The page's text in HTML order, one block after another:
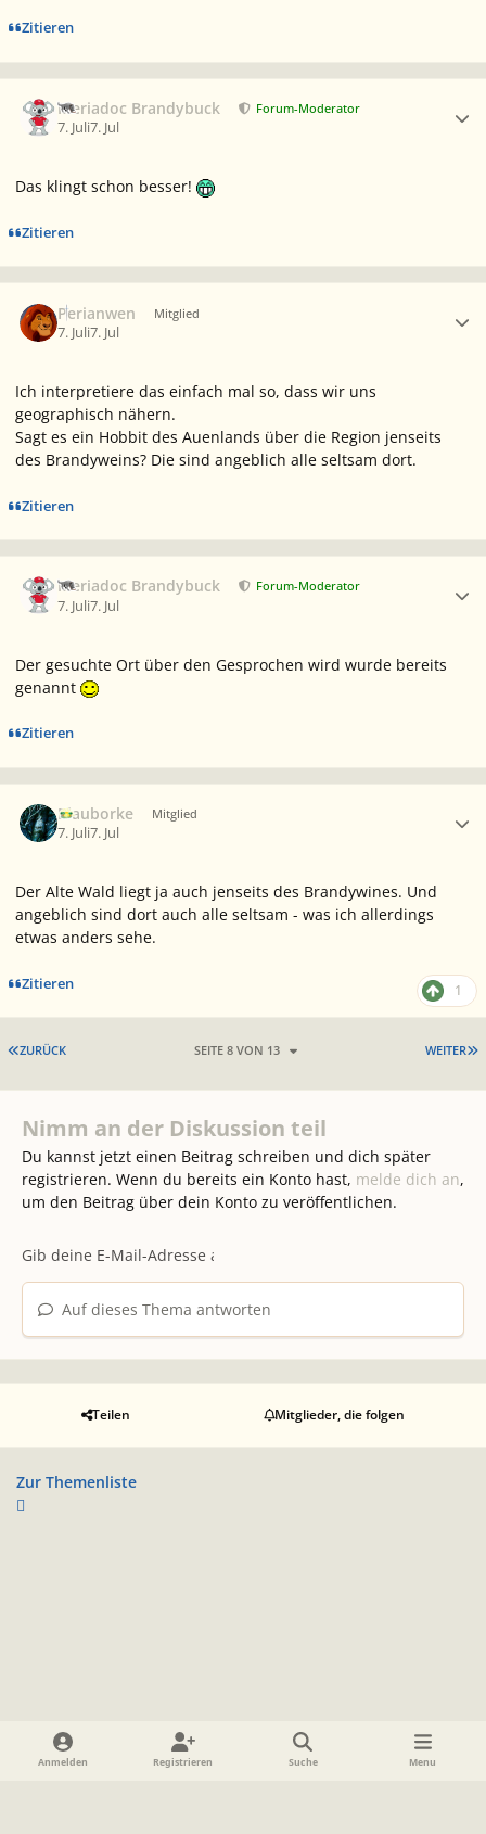
Zitieren
Meriadoc Brandybuck Forum-Moderator
7. Juli7. Jul
Das klingt schon besser!
Zitieren
Perianwen Mitglied
7. Juli7. Jul
Ich interpretiere das einfach mal so, dass wir uns
geographisch nähern.
Sagt es ein Hobbit des Auenlands über die Region jenseits
des Brandyweins? Die sind angeblich alle seltsam dort.
Zitieren
Meriadoc Brandybuck Forum-Moderator
7. Juli7. Jul
Der gesuchte Ort über den Gesprochen wird wurde bereits
genannt
Zitieren
Blauborke Mitglied
7. Juli7. Jul
Der Alte Wald liegt ja auch jenseits des Brandywines. Und
angeblich sind dort auch alle seltsam - was ich allerdings
etwas anders sehe.
Zitieren 1
ERSTE SEITE
ZURÜCK WEITER
SEITE 8 VON 13
Nimm an der Diskussion teil
Du kannst jetzt einen Beitrag schreiben und dich später
registrieren. Wenn du bereits ein Konto hast, melde dich an,
um den Beitrag über dein Konto zu veröffentlichen.
Auf dieses Thema antworten
Teilen Mitglieder, die folgen
Zur Themenliste
Heller Modus
Dunkler ModusSystemeinstellung
Anmelden Registrieren Suche Menu